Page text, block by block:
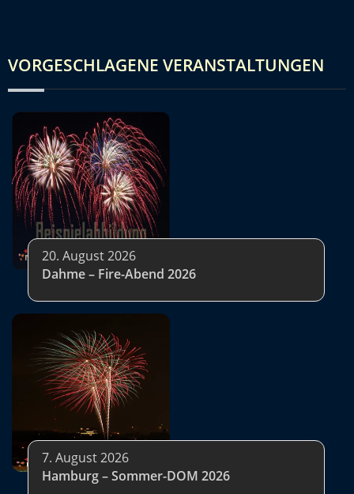
VORGESCHLAGENE VERANSTALTUNGEN
20. August 2026
Dahme – Fire-Abend 2026
7. August 2026
Hamburg – Sommer-DOM 2026